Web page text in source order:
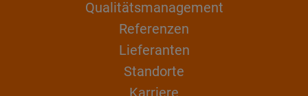
Qualitätsmanagement
Referenzen
Lieferanten
Standorte